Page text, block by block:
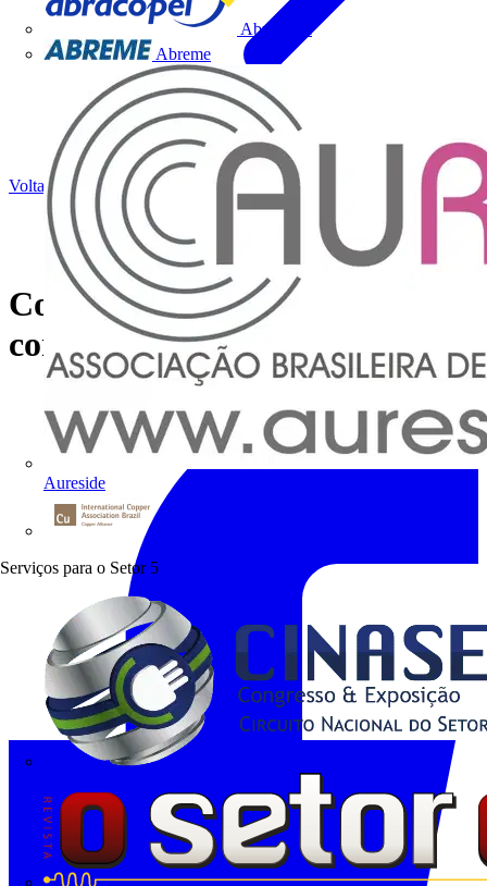
Abracopel
Abreme
Aureside
Serviços para o Setor 5
Voltar para Notícias
Cobre – Um guia para a
construção de edifícios verdes